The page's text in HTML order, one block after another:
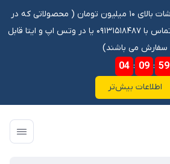
تخفیف ۵ درصد برای سفارشات بالای ۱۰ میلیون تومان ‌‌(‌‌ محصولاتی که در
سایت موجود نیستند طی تماس با ۰۹۱۳۱۵۱۸۴۸۷ یا در وتس اپ و ایتا قابل
سفارش می باشند)
04 : 09 : 59
اطلاعات بیش‌تر